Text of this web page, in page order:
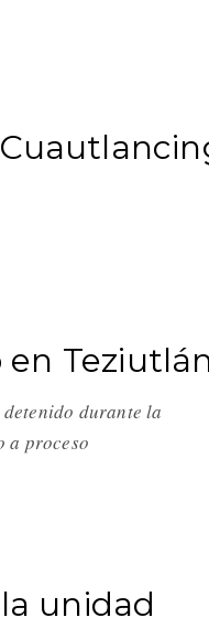
en
durante la
a proceso
unidad